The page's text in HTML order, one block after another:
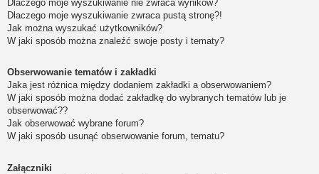
Dlaczego moje wyszukiwanie nie zwraca wyników?
Dlaczego moje wyszukiwanie zwraca pustą stronę?!
Jak można wyszukać użytkowników?
W jaki sposób można znaleźć swoje posty i tematy?
Obserwowanie tematów i zakładki
Jaka jest różnica między dodaniem zakładki a obserwowaniem?
W jaki sposób można dodać zakładkę do wybranych tematów lub je
obserwować??
Jak obserwować wybrane forum?
W jaki sposób usunąć obserwowanie forum, tematu?
Załączniki